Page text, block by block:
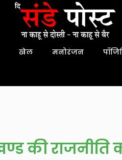
खेल मनोरंजन
की राजनीति